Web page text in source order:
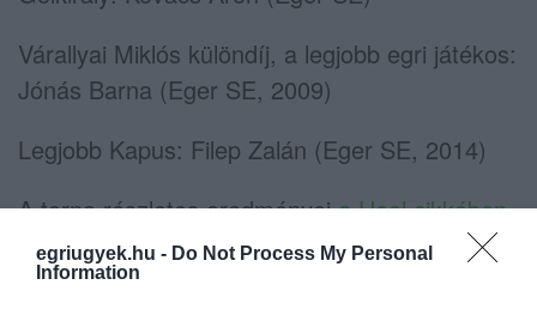
egriugyek.hu - Do Not Process My Personal
Information
Várallyai Miklós különdíj, a legjobb egri játékos:
Jónás Barna (Eger SE, 2009)
Legjobb Kapus: Filep Zalán (Eger SE, 2014)
A torna részletes eredményeia Heol cikkében
olvasgatók, alább pedig aTV Egervideós
összefoglalója tekinthető meg: